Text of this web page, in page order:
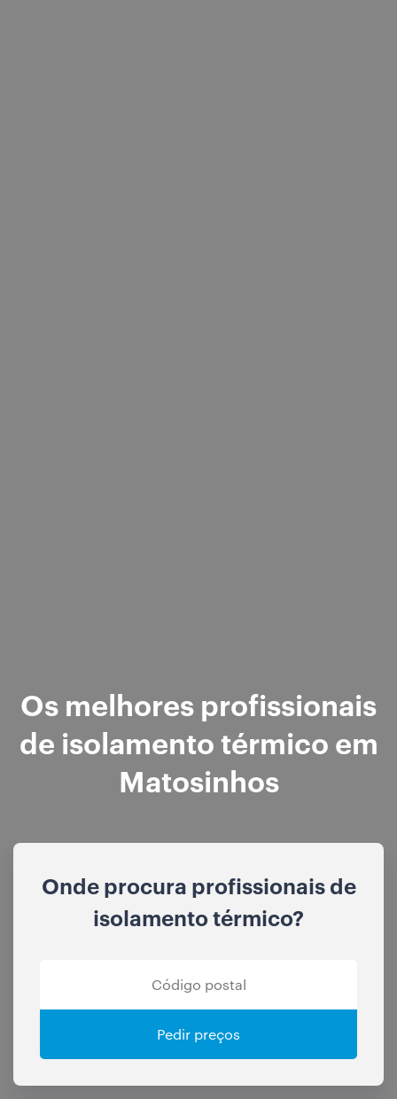
Os melhores profissionais
de isolamento térmico em
Matosinhos
Onde procura profissionais de
isolamento térmico?
Pedir preços